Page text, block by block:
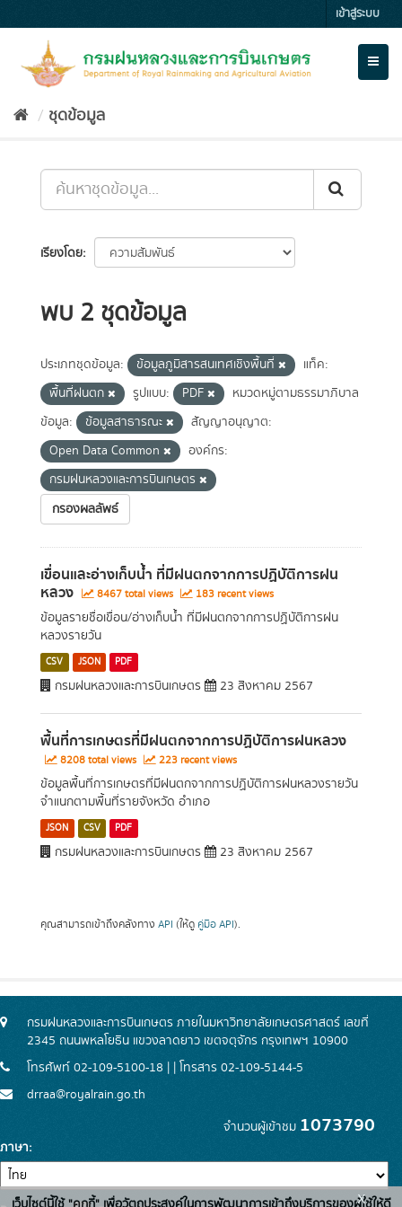
to
เข้าสู่ระบบ
ชุดข้อมูล
เรียงโดย
พบ 2 ชุดข้อมูล
ประเภทชุดข้อมูล: ข้อมูลภูมิสารสนเทศเชิงพื้นที่
แท็ค:
พื้นที่ฝนตก
รูปแบบ: PDF
หมวดหมู่ตามธรรมาภิบาล
ข้อมูล:
ข้อมูลสาธารณะ
สัญญาอนุญาต:
Open Data Common
องค์กร:
กรมฝนหลวงและการบินเกษตร
กรองผลลัพธ์
เขื่อนและอ่างเก็บน้ำ ที่มีฝนตกจากการปฏิบัติการฝน
หลวง 8467 total views 183 recent views
ข้อมูลรายชื่อเขื่อน/อ่างเก็บน้ำ ที่มีฝนตกจากการปฏิบัติการฝน
หลวงรายวัน
CSV JSON PDF
กรมฝนหลวงและการบินเกษตร 23 สิงหาคม 2567
พื้นที่การเกษตรที่มีฝนตกจากการปฏิบัติการฝนหลวง
8208 total views 223 recent views
ข้อมูลพื้นที่การเกษตรที่มีฝนตกจากการปฏิบัติการฝนหลวงรายวัน
จำแนกตามพื้นที่รายจังหวัด อำเภอ
JSON CSV PDF
กรมฝนหลวงและการบินเกษตร 23 สิงหาคม 2567
คุณสามารถเข้าถึงคลังทาง API (ให้ดู คู่มือ API).
กรมฝนหลวงและการบินเกษตร ภายในมหาวิทยาลัยเกษตรศาสตร์ เลขที่
2345 ถนนพหลโยธิน แขวงลาดยาว เขตจตุจักร กรุงเทพฯ 10900
โทรศัพท์ 02-109-5100-18 | | โทรสาร 02-109-5144-5
drraa@royalrain.go.th
จำนวนผู้เข้าชม 1073790
ภาษา
x